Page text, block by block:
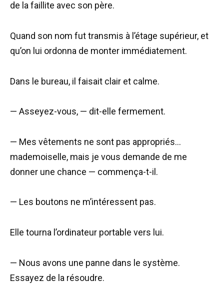
de la faillite avec son père.
Quand son nom fut transmis à l’étage supérieur, et
qu’on lui ordonna de monter immédiatement.
Dans le bureau, il faisait clair et calme.
— Asseyez-vous, — dit-elle fermement.
— Mes vêtements ne sont pas appropriés…
mademoiselle, mais je vous demande de me
donner une chance — commença-t-il.
— Les boutons ne m’intéressent pas.
Elle tourna l’ordinateur portable vers lui.
— Nous avons une panne dans le système.
Essayez de la résoudre.